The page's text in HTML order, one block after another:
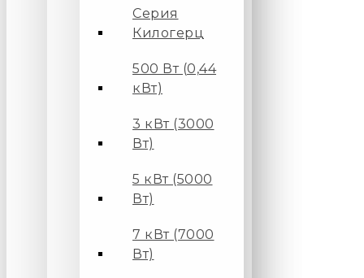
Серия
Килогерц
500 Вт (0,44
кВт)
3 кВт (3000
Вт)
5 кВт (5000
Вт)
7 кВт (7000
Вт)